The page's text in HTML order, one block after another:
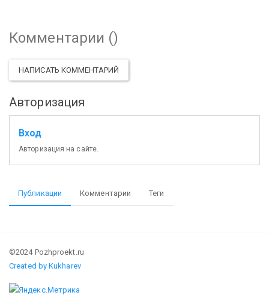
Комментарии ()
НАПИСАТЬ КОММЕНТАРИЙ
Авторизация
Вход
Авторизация на сайте.
Публикации Комментарии Теги
©2024 Pozhproekt.ru
Created by Kukharev